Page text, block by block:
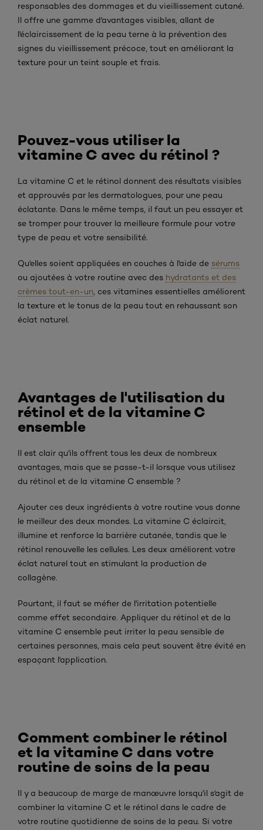
responsables des dommages et du vieillissement cutané.
Il offre une gamme d'avantages visibles, allant de
l'éclaircissement de la peau terne à la prévention des
signes du vieillissement précoce, tout en améliorant la
texture pour un teint souple et frais.
Pouvez-vous utiliser la
vitamine C avec du rétinol ?
La vitamine C et le rétinol donnent des résultats visibles
et approuvés par les dermatologues, pour une peau
éclatante. Dans le même temps, il faut un peu essayer et
se tromper pour trouver la meilleure formule pour votre
type de peau et votre sensibilité.
Qu'elles soient appliquées en couches à l'aide de sérums
ou ajoutées à votre routine avec des hydratants et des
crèmes tout-en-un , ces vitamines essentielles améliorent
la texture et le tonus de la peau tout en rehaussant son
éclat naturel.
Avantages de l'utilisation du
rétinol et de la vitamine C
ensemble
Il est clair qu'ils offrent tous les deux de nombreux
avantages, mais que se passe-t-il lorsque vous utilisez
du rétinol et de la vitamine C ensemble ?
Ajouter ces deux ingrédients à votre routine vous donne
le meilleur des deux mondes. La vitamine C éclaircit,
illumine et renforce la barrière cutanée, tandis que le
rétinol renouvelle les cellules. Les deux améliorent votre
éclat naturel tout en stimulant la production de
collagène.
Pourtant, il faut se méfier de l'irritation potentielle
comme effet secondaire. Appliquer du rétinol et de la
vitamine C ensemble peut irriter la peau sensible de
certaines personnes, mais cela peut souvent être évité en
espaçant l'application.
Comment combiner le rétinol
et la vitamine C dans votre
routine de soins de la peau
Il y a beaucoup de marge de manœuvre lorsqu'il s'agit de
combiner la vitamine C et le rétinol dans le cadre de
votre routine quotidienne de soins de la peau. Si votre